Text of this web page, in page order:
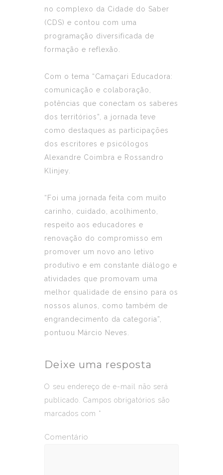
no complexo da Cidade do Saber
(CDS) e contou com uma
programação diversificada de
formação e reflexão.
Com o tema “Camaçari Educadora:
comunicação e colaboração,
potências que conectam os saberes
dos territórios”, a jornada teve
como destaques as participações
dos escritores e psicólogos
Alexandre Coimbra e Rossandro
Klinjey.
“Foi uma jornada feita com muito
carinho, cuidado, acolhimento,
respeito aos educadores e
renovação do compromisso em
promover um novo ano letivo
produtivo e em constante diálogo e
atividades que promovam uma
melhor qualidade de ensino para os
nossos alunos, como também de
engrandecimento da categoria”,
pontuou Márcio Neves.
Deixe uma resposta
O seu endereço de e-mail não será
publicado.
Campos obrigatórios são
marcados com *
Comentário